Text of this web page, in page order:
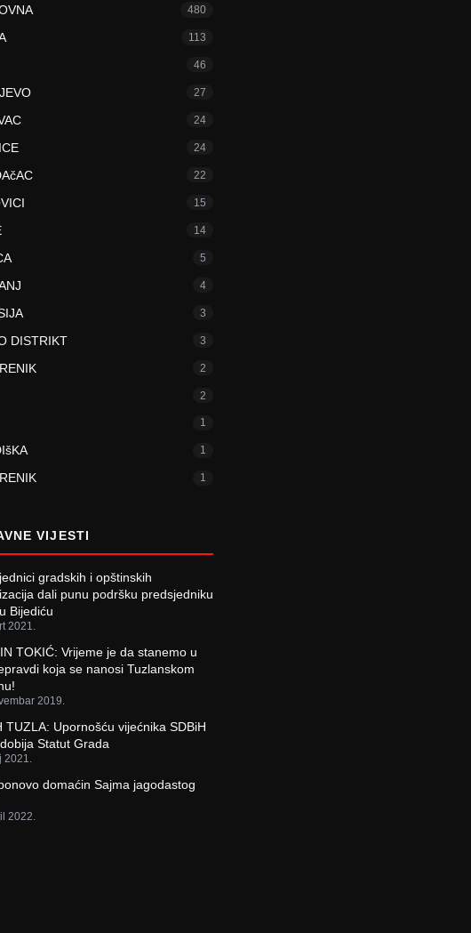
480
113
46
27
24
24
22
15
14
5
4
3
DISTRIKT 3
2
2
1
1
1
VIJESTI
gradskih i opštinskih
dali punu podršku predsjedniku
Bijediću
2021.
TOKIĆ: Vrijeme je da stanemo u
koja se nanosi Tuzlanskom
2019.
TUZLA: Upornošću vijećnika SDBiH
Statut Grada
2021.
domaćin Sajma jagodastog
2022.